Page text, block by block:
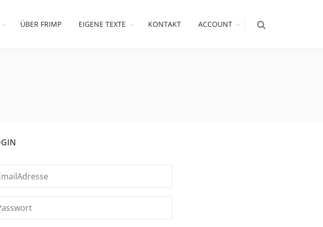
ÜBER FRIMP EIGENE TEXTE KONTAKT ACCOUNT